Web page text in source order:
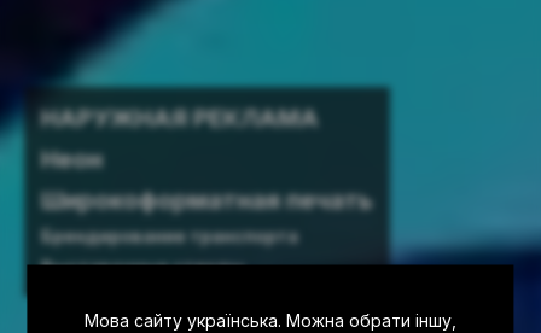
НАРУЖНАЯ РЕКЛАМА
Неон
Широкоформатная печать
Брендирование транспорта
Выставочные стенды
Мова сайту українська. Можна обрати іншу,